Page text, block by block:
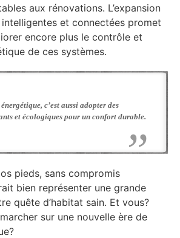
aux rénovations. L’expansion
et connectées promet
encore plus le contrôle et
de ces systèmes.
c’est aussi adopter des
et écologiques pour un confort durable.
pieds, sans compromis
bien représenter une grande
quête d’habitat sain. Et vous?
sur une nouvelle ère de